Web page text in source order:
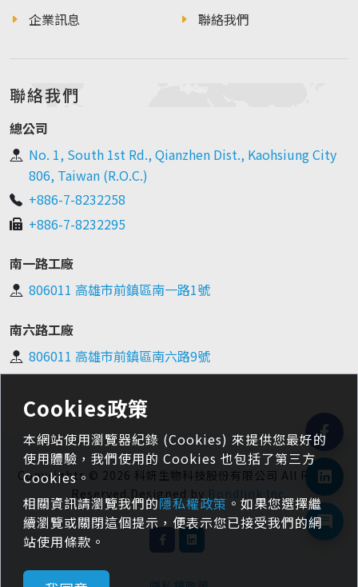
企業訊息
聯絡我們
聯絡我們
總公司
No. 1, South 1st Rd., Qianzhen Dist., Kaohsiung City
806, Taiwan (R.O.C.)
+886-7-8232258
+886-7-8232295
南一路工廠
806011 高雄市前鎮區南一路1號
南六路工廠
806011 高雄市前鎮區南六路9號
Copyrights © 2026 科妍生物科技股份有限公司 All Rights
Reserved.Designed by Bondlink Inc.
Cookies政策
本網站使用瀏覽器紀錄 (Cookies) 來提供您最好的
使用體驗，我們使用的 Cookies 也包括了第三方
Cookies。
相關資訊請瀏覽我們的隱私權政策。如果您選擇繼
續瀏覽或關閉這個提示，便表示您已接受我們的網
站使用條款。